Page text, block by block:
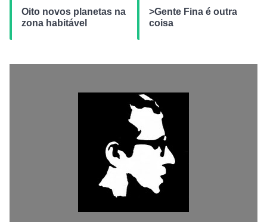
Oito novos planetas na
zona habitável
>Gente Fina é outra
coisa